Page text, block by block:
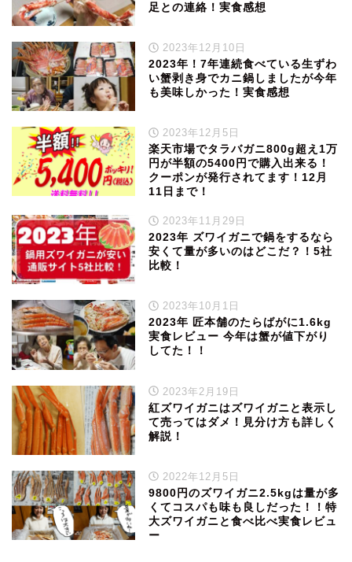
足との連絡！実食感想
2023年12月10日
2023年！7年連続食べている生ずわ
い蟹剥き身でカニ鍋しましたが今年
も美味しかった！実食感想
2023年12月5日
楽天市場でタラバガニ800g超え1万
円が半額の5400円で購入出来る！
クーポンが発行されてます！12月
11日まで！
2023年11月29日
2023年 ズワイガニで鍋をするなら
安くて量が多いのはどこだ？！5社
比較！
2023年10月1日
2023年 匠本舗のたらばがに1.6kg
実食レビュー 今年は蟹が値下がり
してた！！
2023年2月19日
紅ズワイガニはズワイガニと表示し
て売ってはダメ！見分け方も詳しく
解説！
2022年12月5日
9800円のズワイガニ2.5kgは量が多
くてコスパも味も良しだった！！特
大ズワイガニと食べ比べ実食レビュ
ー